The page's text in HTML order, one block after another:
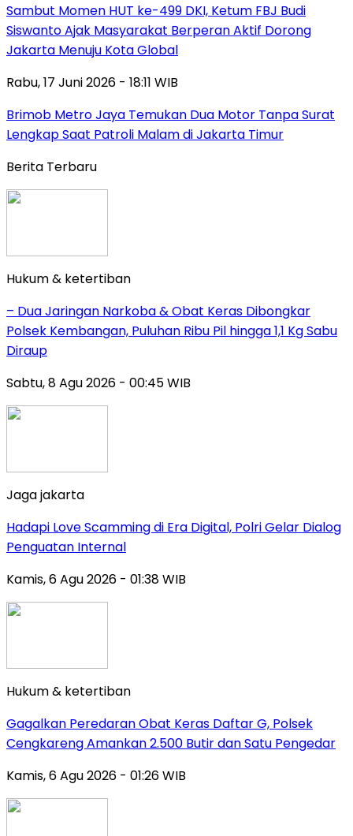
Sambut Momen HUT ke-499 DKI, Ketum FBJ Budi
Siswanto Ajak Masyarakat Berperan Aktif Dorong
Jakarta Menuju Kota Global
Rabu, 17 Juni 2026 - 18:11 WIB
Brimob Metro Jaya Temukan Dua Motor Tanpa Surat
Lengkap Saat Patroli Malam di Jakarta Timur
Berita Terbaru
Hukum & ketertiban
– Dua Jaringan Narkoba & Obat Keras Dibongkar
Polsek Kembangan, Puluhan Ribu Pil hingga 1,1 Kg Sabu
Diraup
Sabtu, 8 Agu 2026 - 00:45 WIB
Jaga jakarta
Hadapi Love Scamming di Era Digital, Polri Gelar Dialog
Penguatan Internal
Kamis, 6 Agu 2026 - 01:38 WIB
Hukum & ketertiban
Gagalkan Peredaran Obat Keras Daftar G, Polsek
Cengkareng Amankan 2.500 Butir dan Satu Pengedar
Kamis, 6 Agu 2026 - 01:26 WIB